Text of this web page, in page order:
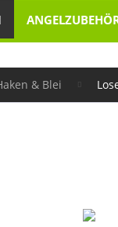
& Blei